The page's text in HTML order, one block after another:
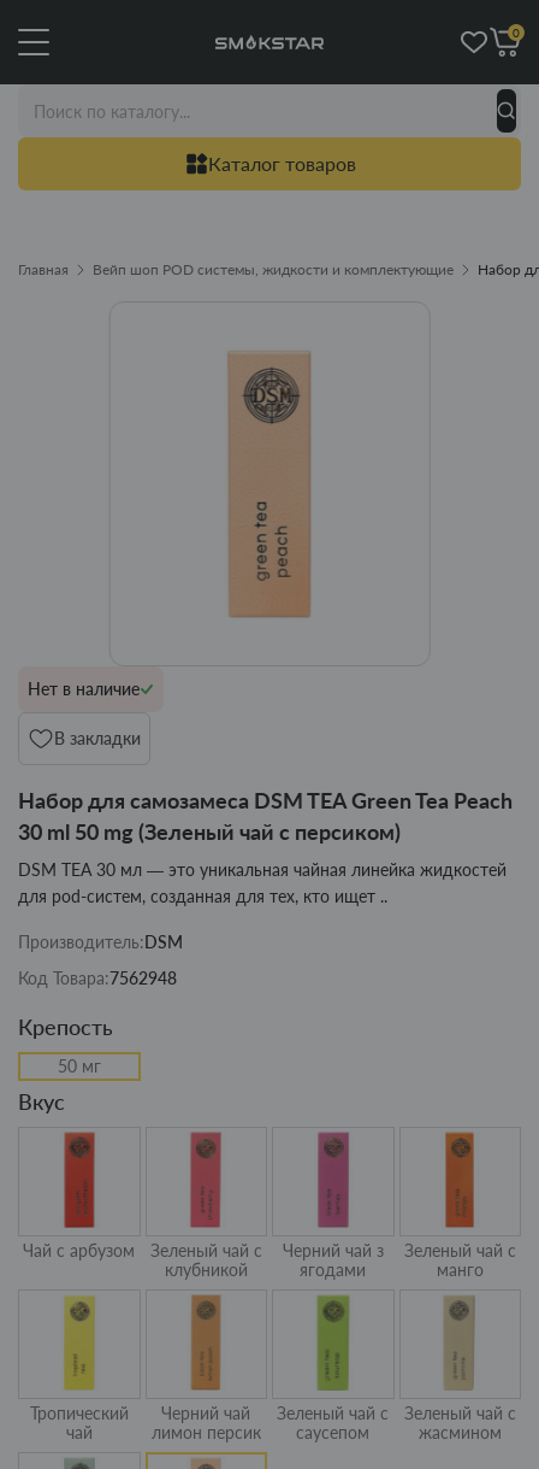
Каталог товаров
0
Главная Вейп шоп POD системы, жидкости и комплектующие Набор
Нет в наличие
В закладки
Набор для самозамеса DSM TEA Green Tea Peach
30 ml 50 mg (Зеленый чай с персиком)
DSM TEA 30 мл — это уникальная чайная линейка жидкостей
для pod-систем, созданная для тех, кто ищет ..
Производитель:DSM
Код Товара:7562948
Крепость
50 мг
Вкус
Чай с арбузом
Зеленый чай с
клубникой
Черний чай з
ягодами
Зеленый чай с
манго
Тропический
чай
Черний чай
лимон персик
Зеленый чай с
саусепом
Зеленый чай с
жасмином